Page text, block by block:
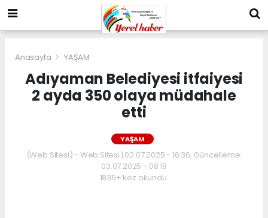
Anasayfa YAŞAM
Adıyaman Belediyesi itfaiyesi
2 ayda 350 olaya müdahale
etti
YAŞAM
(Web Sitesi) - Web Sitesi | 02.07.2025 - 16:36, Güncelleme:
03.07.2025 - 08:19
1835+ kez okundu.